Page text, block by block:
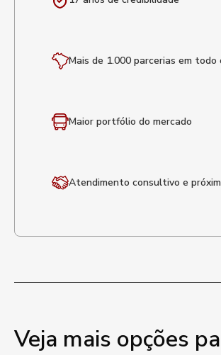
Mais de 1.000 parcerias em todo
Maior portfólio do mercado
Atendimento consultivo e
Veja mais opções